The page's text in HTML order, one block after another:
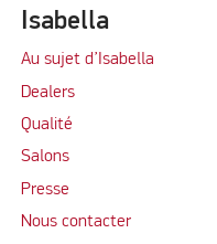
Isabella
Au sujet d’Isabella
Dealers
Qualité
Salons
Presse
Nous contacter